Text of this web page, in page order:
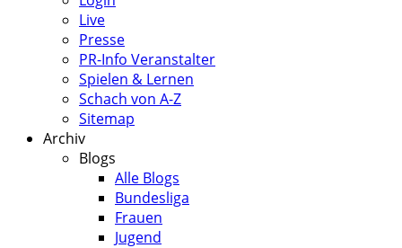
Live
Presse
PR-Info Veranstalter
Spielen & Lernen
Schach von A-Z
Sitemap
Archiv
Blogs
Alle Blogs
Bundesliga
Frauen
Jugend